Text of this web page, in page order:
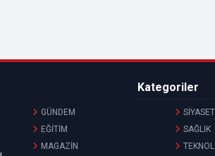
Kategoriler
GÜNDEM
SİYASET
EĞİTİM
SAĞLIK
MAGAZİN